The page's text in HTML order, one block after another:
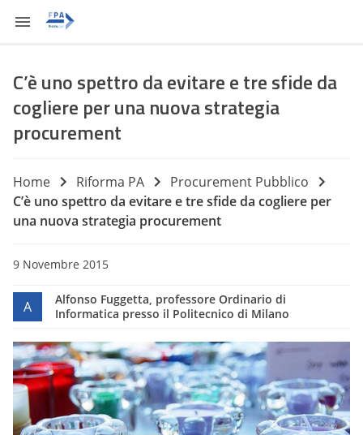
C’è uno spettro da evitare e tre sfide da
cogliere per una nuova strategia
procurement
Home Riforma PA
Procurement Pubblico
C’è uno spettro da evitare e tre sfide da cogliere per
una nuova strategia procurement
9 Novembre 2015
A
Alfonso Fuggetta, professore Ordinario di
Informatica presso il Politecnico di Milano